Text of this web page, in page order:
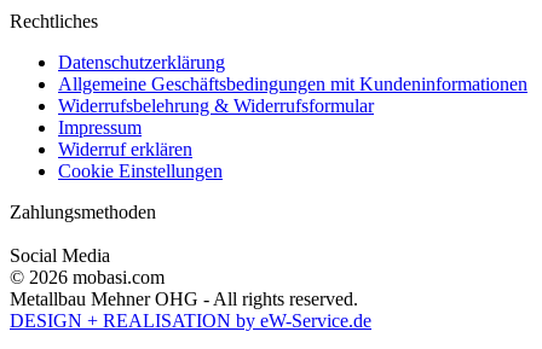
Rechtliches
Datenschutzerklärung
Allgemeine Geschäftsbedingungen mit Kundeninformationen
Widerrufsbelehrung & Widerrufsformular
Impressum
Widerruf erklären
Cookie Einstellungen
Zahlungsmethoden
Social Media
© 2026 mobasi.com
Metallbau Mehner OHG - All rights reserved.
DESIGN + REALISATION by eW-Service.de